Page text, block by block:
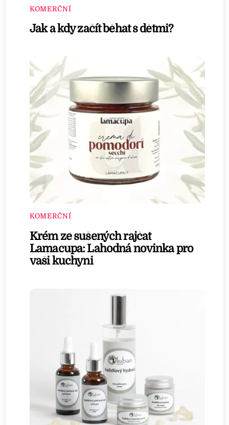
KOMERČNÍ
Jak a kdy začít běhat s dětmi?
KOMERČNÍ
Krém ze sušených rajčat
Lamacupa: Lahodná novinka pro
vaši kuchyni